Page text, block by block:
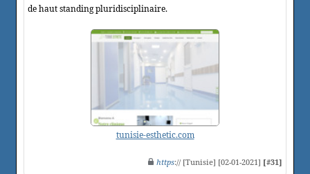
de haut standing pluridisciplinaire.
tunisie-esthetic.com
https:// [Tunisie] [02-01-2021] [#31]